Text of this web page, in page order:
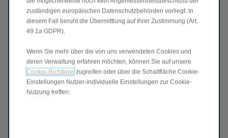
Laden Sie Ihr Smartphone dank des eingebauten Ladepads
kabellos in der ersten Reihe auf. Legen Sie Ihr Telefon einfach
ab und es wird aufgeladen - keine Kabel, kein Aufwand.
Perfekt für geschäftige Tage.
zuständigen europäischen Datenschutzbehörden vorliegt. In
diesem Fall beruht die Übermittlung auf Ihrer Zustimmung (Art.
49.1a GDPR).
Wenn Sie mehr über die von uns verwendeten Cookies und
deren Verwaltung erfahren möchten, können Sie auf unsere
Cookie-Richtlinie zugreifen oder über die Schaltfläche Cookie-
Einstellungen Nutzer-individuelle Einstellungen zur Cookie-
Nutzung treffen: